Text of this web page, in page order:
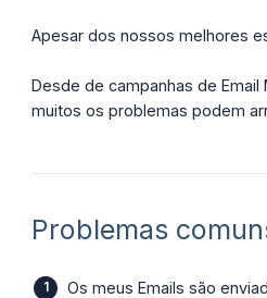
Apesar dos nossos melhores
Desde de campanhas de
muitos os problemas podem
Problemas
Os meus Emails são